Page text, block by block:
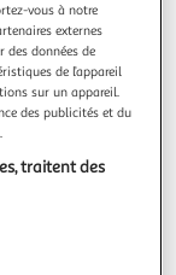
vous à notre
externes
données de
de l’appareil
sur un appareil.
des publicités et du
traitent des